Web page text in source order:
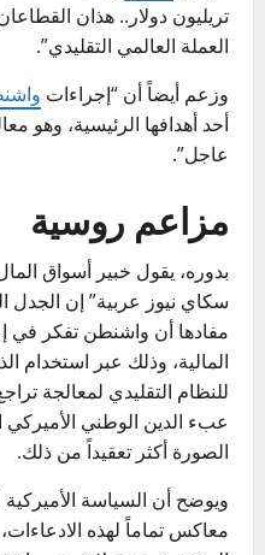
تريليون دولار.. هذان
العملة العالمي التقليدي”.
وزعم أيضاً أن “إجراءات
أحد أهدافها الرئيسية، وهو
عاجل”.
مزاعم روسية
بدوره، يقول خبير أسواق
سكاي نيوز عربية” إن الجدل
مفادها أن واشنطن تفكر في
المالية، وذلك عبر استخدام
للنظام التقليدي لمعالجة
عبء الدين الوطني
الصورة أكثر تعقيداً من ذلك.
ويوضح أن السياسة
معاكس تماماً لهذه